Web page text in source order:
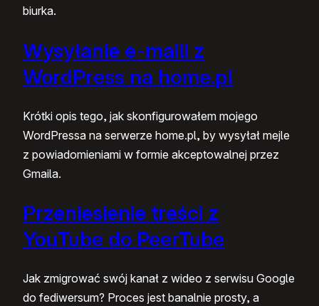
biurka.
Wysyłanie e-maili z
WordPress na home.pl
Krótki opis tego, jak skonfigurowałem mojego
WordPressa na serwerze home.pl, by wysyłał mejle
z powiadomieniami w formie akceptowalnej przez
Gmaila.
Przeniesienie treści z
YouTube do PeerTube
Jak zmigrować swój kanał z wideo z serwisu Google
do fediwersum? Proces jest banalnie prosty, a